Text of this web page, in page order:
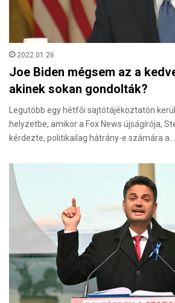
2022.01.26.
Joe Biden mégsem az a
akinek sokan gondolták?
Legutóbb egy hétfői sajtótájékoztatón
helyzetbe, amikor a Fox News újságírója,
kérdezte, politikailag hátrány-e számára a…